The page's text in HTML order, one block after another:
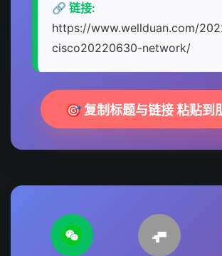
🔗 链接:
https://www.wellduan.com/
cisco20220630-network/
🎯 复制标题与链接 粘贴到